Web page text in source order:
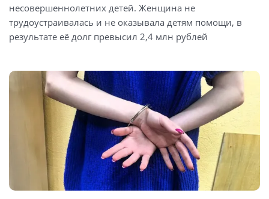
несовершеннолетних детей. Женщина не
трудоустраивалась и не оказывала детям помощи, в
результате её долг превысил 2,4 млн рублей